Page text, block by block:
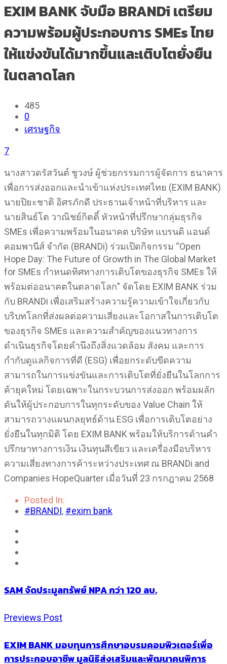
EXIM BANK จับมือ BRANDi เตรียม
ความพร้อมผู้ประกอบการ SMEs ไทย
ให้แข่งขันได้มากขึ้นและเติบโตยั่งยืน
ในตลาดโลก
485
0
เศรษฐกิจ
7
นางสาวดรัสวันต์ ชูวงษ์ ผู้ช่วยกรรมการผู้จัดการ ธนาคาร
เพื่อการส่งออกและนําเข้าแห่งประเทศไทย (EXIM BANK)
นายปิยะชาติ อิศรภักดี ประธานเจ้าหน้าที่บริหาร และ
นายสินธ์โต วาณิชย์กิตติ์ หัวหน้าที่ปรึกษากลุ่มธุรกิจ
SMEs เพื่อความพร้อมในอนาคต บริษัท แบรนดิ แอนด์
คอมพานีส์ จำกัด (BRANDi) ร่วมเปิดกิจกรรม “Open
Hope Day: The Future of Growth in The Global Market
for SMEs กำหนดทิศทางการเติบโตของธุรกิจ SMEs ให้
พร้อมต่ออนาคตในตลาดโลก” จัดโดย EXIM BANK ร่วม
กับ BRANDi เพื่อเสริมสร้างความรู้ความเข้าใจเกี่ยวกับ
บริบทโลกที่ส่งผลต่อความเสี่ยงและโอกาสในการเติบโต
ของธุรกิจ SMEs และความสำคัญของแนวทางการ
ดำเนินธุรกิจโดยคำนึงถึงสิ่งแวดล้อม สังคม และการ
กำกับดูแลกิจการที่ดี (ESG) เพื่อยกระดับขีดความ
สามารถในการแข่งขันและการเติบโตที่ยั่งยืนในโลกการ
ค้ายุคใหม่ โดยเฉพาะในกระบวนการส่งออก พร้อมผลัก
ดันให้ผู้ประกอบการในทุกระดับของ Value Chain ให้
สามารถวางแผนกลยุทธ์ด้าน ESG เพื่อการเติบโตอย่าง
ยั่งยืนในทุกมิติ โดย EXIM BANK พร้อมให้บริการด้านคำ
ปรึกษาทางการเงิน เงินทุนสีเขียว และเครื่องมือบริหาร
ความเสี่ยงทางการค้าระหว่างประเทศ ณ BRANDi and
Companies HopeQuarter เมื่อวันที่ 23 กรกฎาคม 2568
Posted In:
#BRANDI, #exim bank
SAM จัดประมูลทรัพย์ NPA กว่า 120 ลบ.
Previews Post
EXIM BANK มอบทุนการศึกษาอบรมคอมพิวเตอร์เพื่อ
การประกอบอาชีพ มูลนิธิส่งเสริมและพัฒนาคนพิการ